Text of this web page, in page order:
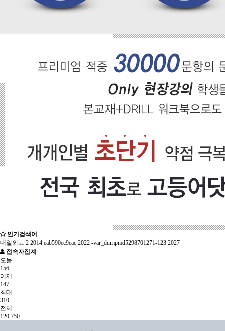
인기검색어
대일외고 2 2014 eab590ec9eac 2022 -var_dumpmd5298701271-123 2027
접속자집계
오늘
156
어제
147
최대
310
전체
120,750